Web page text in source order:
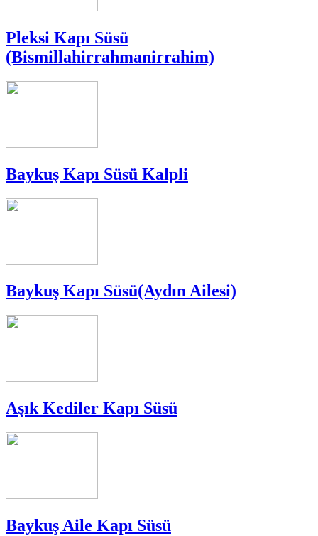
Pleksi Kapı Süsü
(Bismillahirrahmanirrahim)
Baykuş Kapı Süsü Kalpli
Baykuş Kapı Süsü(Aydın Ailesi)
Aşık Kediler Kapı Süsü
Baykuş Aile Kapı Süsü